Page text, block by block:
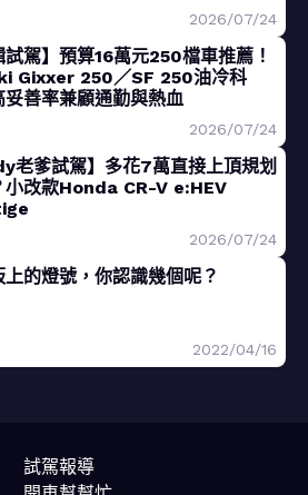
2026/07/24
試駕】預算16萬元250檔車推薦！
Gixxer 250／SF 250油冷科
妥善率兼顧通勤與熱血
2026/07/24
老爹試駕】多花7萬直接上頂規划
小改款Honda CR-V e:HEV
2026/07/24
上的燈號，你認識幾個呢？
2022/04/16
試駕報導